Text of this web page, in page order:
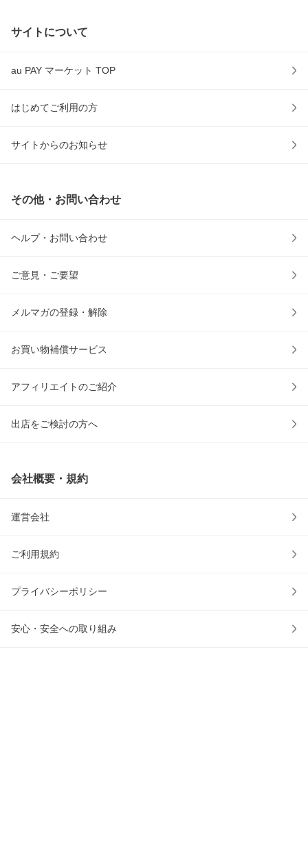
サイトについて
au PAY マーケット TOP
はじめてご利用の方
サイトからのお知らせ
その他・お問い合わせ
ヘルプ・お問い合わせ
ご意見・ご要望
メルマガの登録・解除
お買い物補償サービス
アフィリエイトのご紹介
出店をご検討の方へ
会社概要・規約
運営会社
ご利用規約
プライバシーポリシー
安心・安全への取り組み